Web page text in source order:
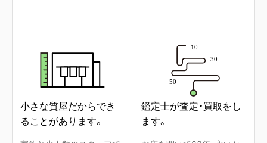
小さな質屋だからでき
ることがあります。
鑑定士が査定・買取をし
ます。